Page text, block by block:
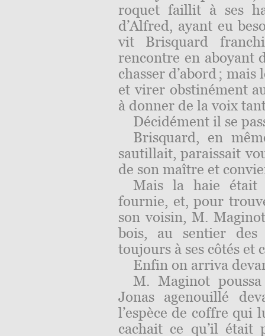
roquet faillit à ses
d’Alfred, ayant eu
vit Brisquard
rencontre en aboyant
chasser d’abord ;
et virer obstinément
à donner de la voix
Décidément il se
Brisquard, en
sautillait, paraissait
de son maître et
Mais la haie était
fournie, et, pour
son voisin, M.
bois, au sentier
toujours à ses côtés et
Enfin on arriva
M. Maginot
Jonas agenouillé
l’espèce de coffre
cachait ce qu’il était